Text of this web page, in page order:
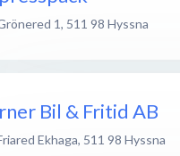
1, 511 98 Hyssna
Bil & Fritid AB
Ekhaga, 511 98 Hyssna